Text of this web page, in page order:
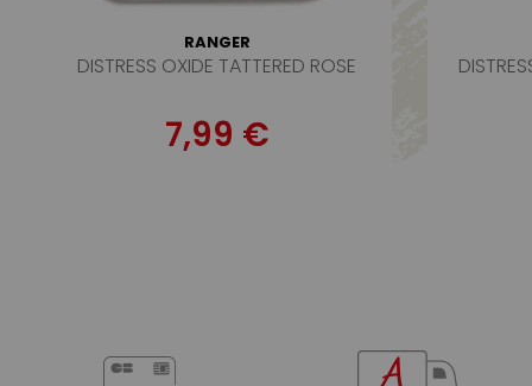
RANGER
DISTRESS OXIDE TATTERED ROSE
7,99 €